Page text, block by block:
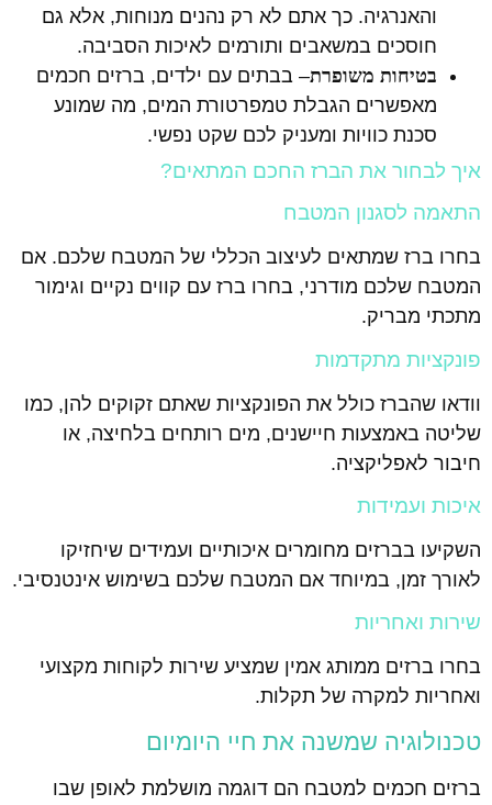
והאנרגיה. כך אתם לא רק נהנים מנוחות, אלא גם
חוסכים במשאבים ותורמים לאיכות הסביבה.
בטיחות משופרת– בבתים עם ילדים, ברזים חכמים
מאפשרים הגבלת טמפרטורת המים, מה שמונע
סכנת כוויות ומעניק לכם שקט נפשי.
איך לבחור את הברז החכם המתאים?
התאמה לסגנון המטבח
בחרו ברז שמתאים לעיצוב הכללי של המטבח שלכם. אם
המטבח שלכם מודרני, בחרו ברז עם קווים נקיים וגימור
מתכתי מבריק.
פונקציות מתקדמות
וודאו שהברז כולל את הפונקציות שאתם זקוקים להן, כמו
שליטה באמצעות חיישנים, מים רותחים בלחיצה, או
חיבור לאפליקציה.
איכות ועמידות
השקיעו בברזים מחומרים איכותיים ועמידים שיחזיקו
לאורך זמן, במיוחד אם המטבח שלכם בשימוש אינטנסיבי.
שירות ואחריות
בחרו ברזים ממותג אמין שמציע שירות לקוחות מקצועי
ואחריות למקרה של תקלות.
טכנולוגיה שמשנה את חיי היומיום
ברזים חכמים למטבח הם דוגמה מושלמת לאופן שבו